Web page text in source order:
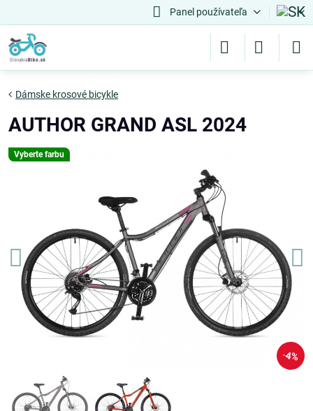
Panel používateľa
Vyberte farbu
4%
Dámske krosové bicykle
AUTHOR GRAND ASL 2024